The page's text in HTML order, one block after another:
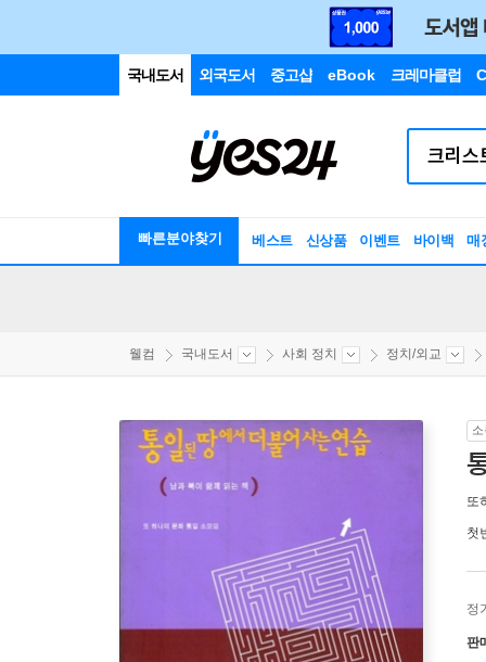
국내도서 외국도서 중고샵 eBook 크레마클럽
빠른분야찾기 베스트 신상품 이벤트 바이백 매
웰컴 국내도서 사회 정치 정치/외교
또
첫
정
판